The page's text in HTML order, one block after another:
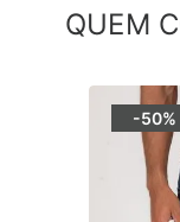
QUEM
-50%